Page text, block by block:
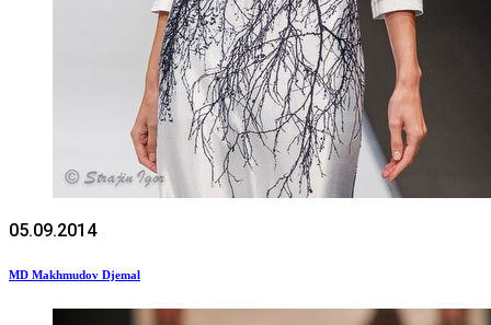
05.09.2014
MD Makhmudov Djemal